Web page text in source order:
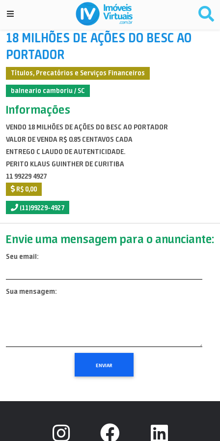
18 MILHÕES DE AÇÕES DO BESC AO
PORTADOR
Títulos, Precatórios e Serviços Financeiros
balneario camboriu / SC
Informações
VENDO 18 MILHÕES DE AÇÕES DO BESC AO PORTADOR
VALOR DE VENDA R$ 0.85 CENTAVOS CADA
ENTREGO C LAUDO DE AUTENTICIDADE.
PERITO KLAUS GUINTHER DE CURITIBA
11 99229 4927
R$ 0,00
(11)99229-4927
Envie uma mensagem para o anunciante:
Seu email:
Sua mensagem: